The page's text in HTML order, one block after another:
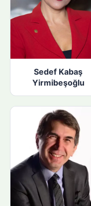
Sedef Kabaş
Yirmibeşoğlu